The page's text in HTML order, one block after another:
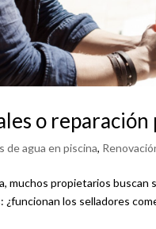
o
de agua en piscina,
muchos propietarios
los selladores